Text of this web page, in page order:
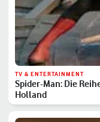
TV & ENTERTAINMENT
Spider-Man: Die
Holland